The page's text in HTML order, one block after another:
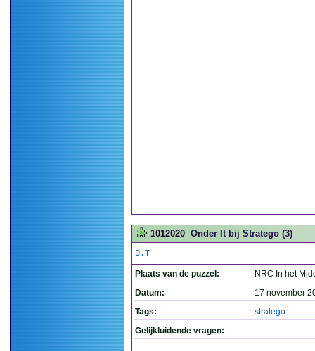
1012020 Onder It bij Stratego (3)
D.T
Plaats van de puzzel:
NRC In het
Datum:
17 november
Tags:
stratego
Gelijkluidende vragen: